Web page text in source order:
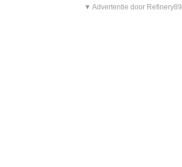
▼ Advertentie door Refinery89